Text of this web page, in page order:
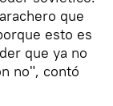
que
esto es
que ya no
no", contó